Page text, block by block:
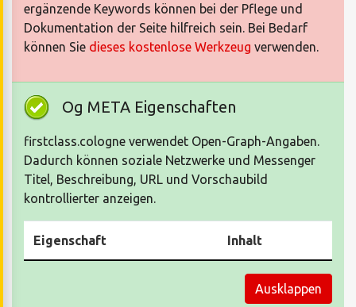
ergänzende Keywords können bei der Pflege und
Dokumentation der Seite hilfreich sein. Bei Bedarf
können Sie dieses kostenlose Werkzeug verwenden.
Og META Eigenschaften
firstclass.cologne verwendet Open-Graph-Angaben.
Dadurch können soziale Netzwerke und Messenger
Titel, Beschreibung, URL und Vorschaubild
kontrollierter anzeigen.
Eigenschaft Inhalt
Ausklappen